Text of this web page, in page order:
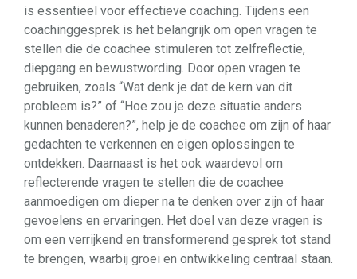
is essentieel voor effectieve coaching. Tijdens een
coachinggesprek is het belangrijk om open vragen te
stellen die de coachee stimuleren tot zelfreflectie,
diepgang en bewustwording. Door open vragen te
gebruiken, zoals “Wat denk je dat de kern van dit
probleem is?” of “Hoe zou je deze situatie anders
kunnen benaderen?”, help je de coachee om zijn of haar
gedachten te verkennen en eigen oplossingen te
ontdekken. Daarnaast is het ook waardevol om
reflecterende vragen te stellen die de coachee
aanmoedigen om dieper na te denken over zijn of haar
gevoelens en ervaringen. Het doel van deze vragen is
om een verrijkend en transformerend gesprek tot stand
te brengen, waarbij groei en ontwikkeling centraal staan.